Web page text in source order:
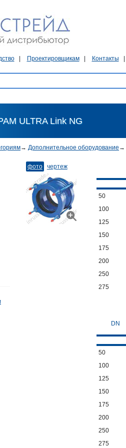
Проектировщикам Контакты
ULTRA Link NG
→ Дополнительное оборудование →
фото чертеж
50
100
125
150
175
200
250
275
DN
50
100
125
150
175
200
250
275